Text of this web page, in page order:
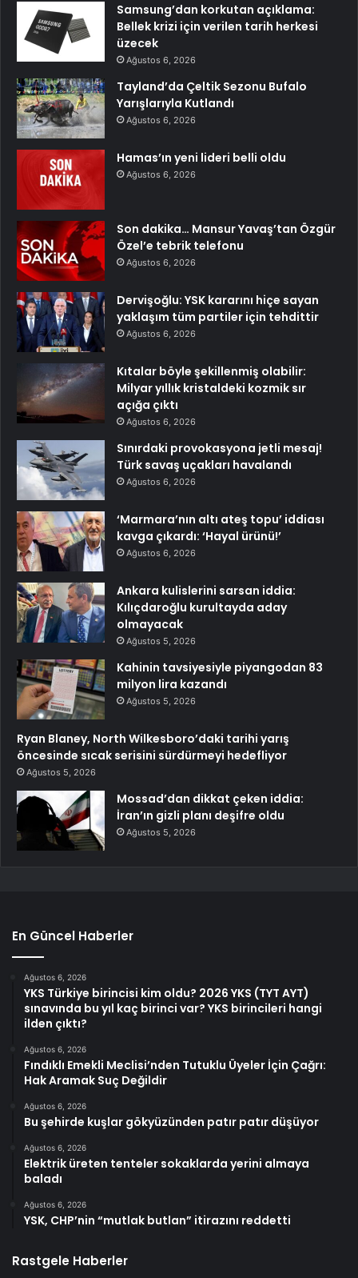
Samsung’dan korkutan açıklama:
Bellek krizi için verilen tarih herkesi
üzecek
Ağustos 6, 2026
Tayland’da Çeltik Sezonu Bufalo
Yarışlarıyla Kutlandı
Ağustos 6, 2026
Hamas’ın yeni lideri belli oldu
Ağustos 6, 2026
Son dakika… Mansur Yavaş’tan Özgür
Özel’e tebrik telefonu
Ağustos 6, 2026
Dervişoğlu: YSK kararını hiçe sayan
yaklaşım tüm partiler için tehdittir
Ağustos 6, 2026
Kıtalar böyle şekillenmiş olabilir:
Milyar yıllık kristaldeki kozmik sır
açığa çıktı
Ağustos 6, 2026
Sınırdaki provokasyona jetli mesaj!
Türk savaş uçakları havalandı
Ağustos 6, 2026
‘Marmara’nın altı ateş topu’ iddiası
kavga çıkardı: ‘Hayal ürünü!’
Ağustos 6, 2026
Ankara kulislerini sarsan iddia:
Kılıçdaroğlu kurultayda aday
olmayacak
Ağustos 5, 2026
Kahinin tavsiyesiyle piyangodan 83
milyon lira kazandı
Ağustos 5, 2026
Ryan Blaney, North Wilkesboro’daki tarihi yarış
öncesinde sıcak serisini sürdürmeyi hedefliyor
Ağustos 5, 2026
Mossad’dan dikkat çeken iddia:
İran’ın gizli planı deşifre oldu
Ağustos 5, 2026
En Güncel Haberler
Ağustos 6, 2026
YKS Türkiye birincisi kim oldu? 2026 YKS (TYT AYT)
sınavında bu yıl kaç birinci var? YKS birincileri hangi
ilden çıktı?
Ağustos 6, 2026
Fındıklı Emekli Meclisi’nden Tutuklu Üyeler İçin Çağrı:
Hak Aramak Suç Değildir
Ağustos 6, 2026
Bu şehirde kuşlar gökyüzünden patır patır düşüyor
Ağustos 6, 2026
Elektrik üreten tenteler sokaklarda yerini almaya
baladı
Ağustos 6, 2026
YSK, CHP’nin “mutlak butlan” itirazını reddetti
Rastgele Haberler